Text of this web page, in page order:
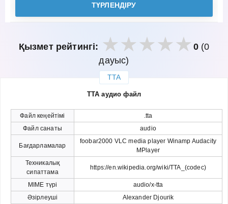
ТҮРЛЕНДІРУ
Қызмет рейтингі: 0(0
дауыс)
TTA
TTA аудио файл
Файл кеңейтімі
.tta
Файл санаты
audio
Бағдарламалар
foobar2000 VLC media player Winamp Audacity
MPlayer
Техникалық
сипаттама
https://en.wikipedia.org/wiki/TTA_(codec)
MIME түрі
audio/x-tta
Әзірлеуші
Alexander Djourik